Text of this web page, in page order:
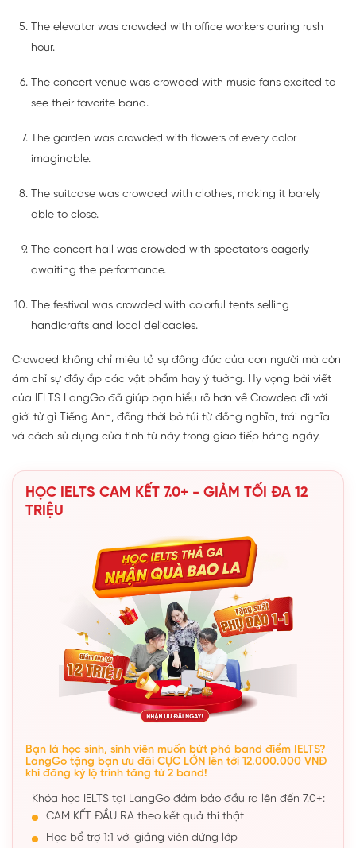
The elevator was crowded with office workers during rush
hour.
The concert venue was crowded with music fans excited to
see their favorite band.
The garden was crowded with flowers of every color
imaginable.
The suitcase was crowded with clothes, making it barely
able to close.
The concert hall was crowded with spectators eagerly
awaiting the performance.
The festival was crowded with colorful tents selling
handicrafts and local delicacies.
Crowded không chỉ miêu tả sự đông đúc của con người mà còn
ám chỉ sự đầy ắp các vật phẩm hay ý tưởng. Hy vọng bài viết
của IELTS LangGo đã giúp bạn hiểu rõ hơn về Crowded đi với
giới từ gì Tiếng Anh, đồng thời bỏ túi từ đồng nghĩa, trái nghĩa
và cách sử dụng của tính từ này trong giao tiếp hàng ngày.
HỌC IELTS CAM KẾT 7.0+ - GIẢM TỐI ĐA 12
TRIỆU
Bạn là học sinh, sinh viên muốn bứt phá band điểm IELTS?
LangGo tặng bạn ưu đãi CỰC LỚN lên tới 12.000.000 VNĐ
khi đăng ký lộ trình tăng từ 2 band!
Khóa học IELTS tại LangGo đảm bảo đầu ra lên đến 7.0+:
CAM KẾT ĐẦU RA theo kết quả thi thật
Học bổ trợ 1:1 với giảng viên đứng lớp